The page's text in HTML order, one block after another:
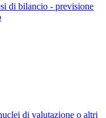
di bilancio - previsione
di valutazione o altri